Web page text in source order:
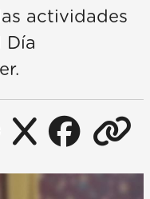
actividades
Día